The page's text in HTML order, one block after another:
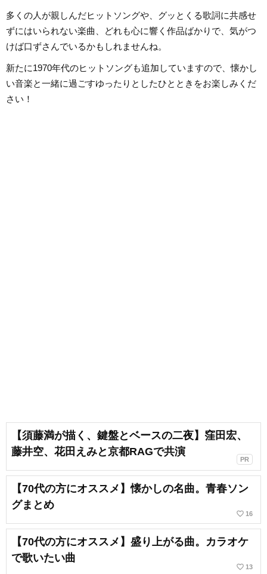
多くの人が親しんだヒットソングや、グッとくる歌詞に共感せ
ずにはいられない楽曲、どれも心に響く作品ばかりで、気がつ
けば口ずさんでいるかもしれませんね。
新たに1970年代のヒットソングも追加していますので、懐かし
い音楽と一緒に過ごすゆったりとしたひとときをお楽しみくだ
さい！
【須藤満が描く、鍵盤とベースの二夜】窪田宏、
藤井空、花田えみと京都RAGで共演
PR
【70代の方にオススメ】懐かしの名曲。青春ソン
グまとめ
favorite_border 16
【70代の方にオススメ】盛り上がる曲。カラオケ
で歌いたい曲
favorite_border 13